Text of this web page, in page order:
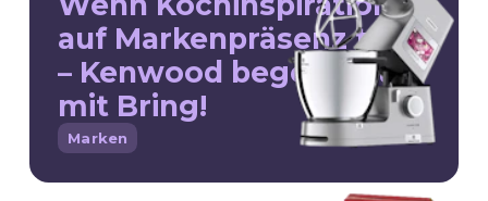
auf Markenpräsenz trifft
– Kenwood begeistert
mit Bring!
Marken